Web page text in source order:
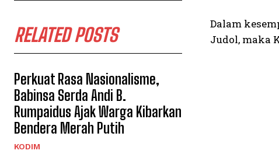
RELATED POSTS
Perkuat Rasa Nasionalisme,
Babinsa Serda Andi B.
Rumpaidus Ajak Warga Kibarkan
Bendera Merah Putih
KODIM
Dalam
Judol, maka